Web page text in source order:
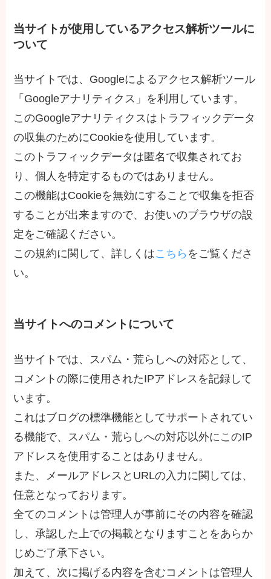
当サイトが使用しているアクセス解析ツールに
ついて
当サイトでは、Googleによるアクセス解析ツール
「Googleアナリティクス」を利用しています。
このGoogleアナリティクスはトラフィックデータ
の収集のためにCookieを使用しています。
このトラフィックデータは匿名で収集されてお
り、個人を特定するものではありません。
この機能はCookieを無効にすることで収集を拒否
することが出来ますので、お使いのブラウザの設
定をご確認ください。
この規約に関して、詳しくはこちら をご覧くださ
い。
当サイトへのコメントについて
当サイトでは、スパム・荒らしへの対応として、
コメントの際に使用されたIPアドレスを記録して
います。
これはブログの標準機能としてサポートされてい
る機能で、スパム・荒らしへの対応以外にこのIP
アドレスを使用することはありません。
また、メールアドレスとURLの入力に関しては、
任意となっております。
全てのコメントは管理人が事前にその内容を確認
し、承認した上での掲載となりますことをあらか
じめご了承下さい。
加えて、次に掲げる内容を含むコメントは管理人